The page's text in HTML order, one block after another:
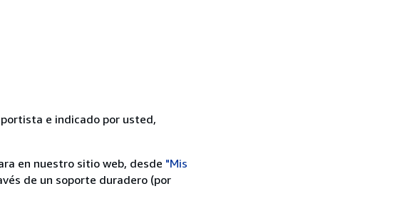
e indicado por usted,
en nuestro sitio web, desde "Mis
de un soporte duradero (por